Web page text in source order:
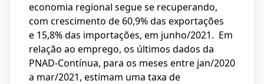
economia regional segue se recuperando,
com crescimento de 60,9% das exportações
e 15,8% das importações, em junho/2021. Em
relação ao emprego, os últimos dados da
PNAD-Contínua, para os meses entre jan/2020
a mar/2021, estimam uma taxa de